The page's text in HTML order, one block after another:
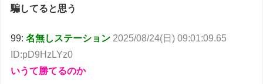
騙してると思う
99:名無しステーション 2025/08/24(日) 09:01:09.65
ID:pD9HzLYz0
いうて勝てるのか